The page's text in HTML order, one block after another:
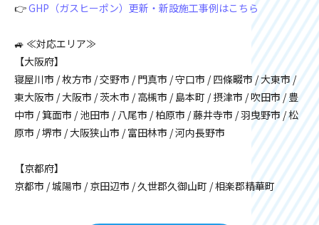
👉GHP（ガスヒーポン）更新・新設施工事例はこちら
🚙 ≪対応エリア≫
【大阪府】
寝屋川市 / 枚方市 / 交野市 / 門真市 / 守口市 / 四條畷市 / 大東市 /
東大阪市 / 大阪市 / 茨木市 / 高槻市 / 島本町 / 摂津市 / 吹田市 / 豊
中市 / 箕面市 / 池田市 / 八尾市 / 柏原市 / 藤井寺市 / 羽曳野市 / 松
原市 / 堺市 / 大阪狭山市 / 富田林市 / 河内長野市
【京都府】
京都市 / 城陽市 / 京田辺市 / 久世郡久御山町 / 相楽郡精華町